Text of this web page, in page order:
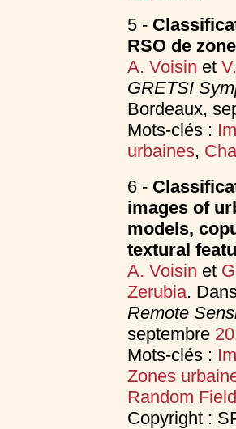
5 -
RSO de
A. Voisin et
GRETSI
Bordeaux,
Mots-clés :
urbaines,
6 -
images of
models,
textural
A. Voisin et
Zerubia.
Remote
septembre
Mots-clés :
Zones
Random
Copyright :